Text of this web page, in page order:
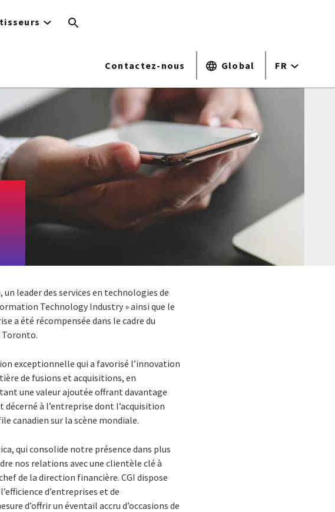
Contactez-nous Global FR
un leader des services en technologies de
Technology Industry » ainsi que le
a été récompensée dans le cadre du
Toronto.
exceptionnelle qui a favorisé l’innovation
de fusions et acquisitions, en
une valeur ajoutée offrant davantage
à l’entreprise dont l’acquisition
canadien sur la scène mondiale.
qui consolide notre présence dans plus
nos relations avec une clientèle clé à
de la direction financière. CGI dispose
d’entreprises et de
d’offrir un éventail accru d’occasions de